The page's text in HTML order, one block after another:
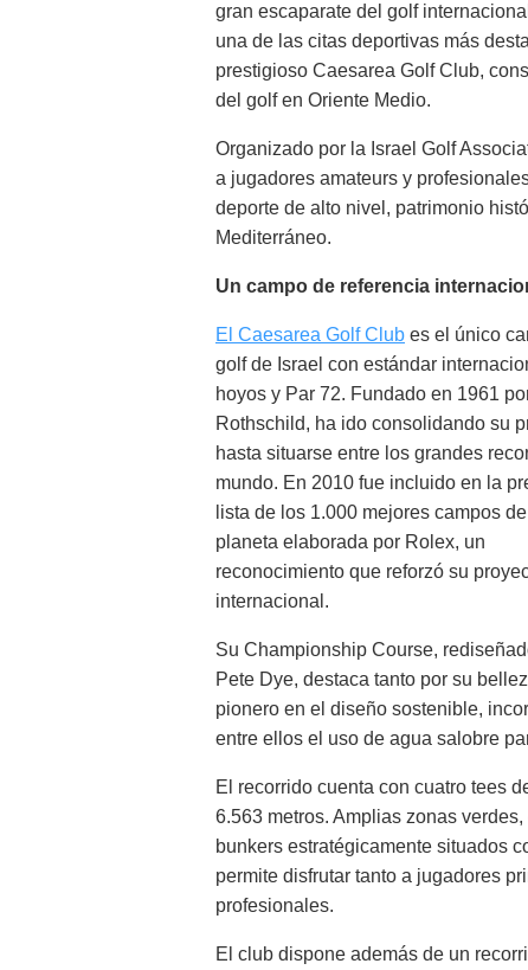
gran escaparate del golf
una de las citas deportivas más
prestigioso Caesarea Golf Club,
del golf en Oriente Medio.
Organizado por la Israel Golf
a jugadores amateurs y
deporte de alto nivel, patrimonio
Mediterráneo.
Un campo de referencia
El Caesarea Golf Club es el único
golf de Israel con estándar
hoyos y Par 72. Fundado en 1961
Rothschild, ha ido consolidando su
hasta situarse entre los grandes
mundo. En 2010 fue incluido en la
lista de los 1.000 mejores campos
planeta elaborada por Rolex, un
reconocimiento que reforzó su
internacional.
Su Championship Course,
Pete Dye, destaca tanto por su
pionero en el diseño sostenible,
entre ellos el uso de agua salobre
El recorrido cuenta con cuatro tees
6.563 metros. Amplias zonas
bunkers estratégicamente situados
permite disfrutar tanto a jugadores
profesionales.
El club dispone además de un